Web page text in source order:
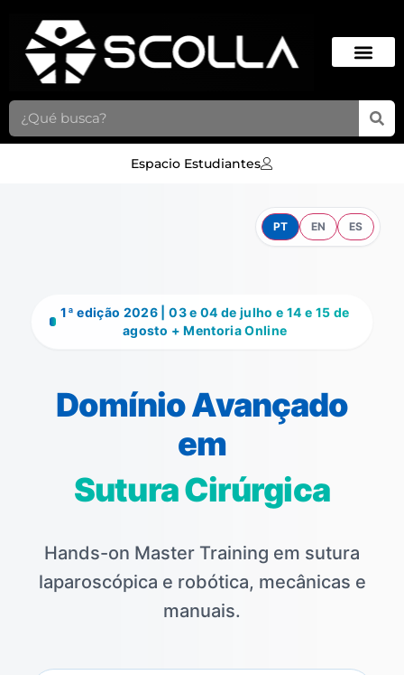
Espacio Estudiantes
PT EN ES
1ª edição 2026 | 03 e 04 de julho e 14 e 15 de
agosto + Mentoria Online
Domínio Avançado
em
Sutura Cirúrgica
Hands-on Master Training em sutura
laparoscópica e robótica, mecânicas e
manuais.